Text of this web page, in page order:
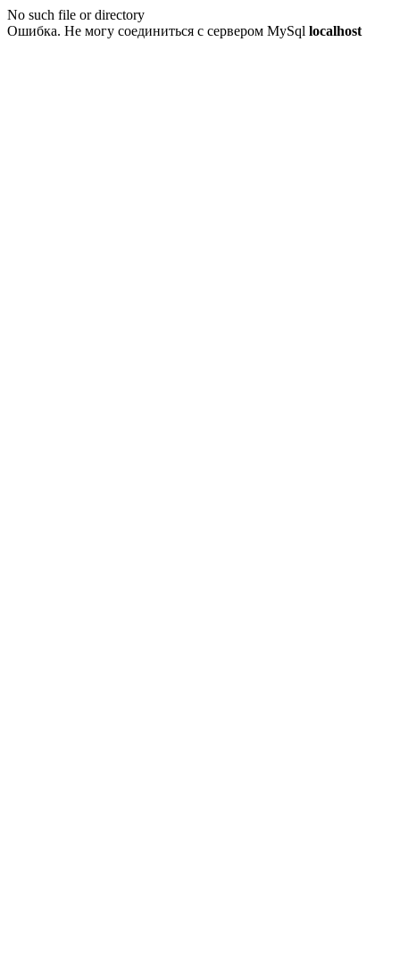
No such file or directory
Ошибка. Не могу соединиться с сервером MySql localhost